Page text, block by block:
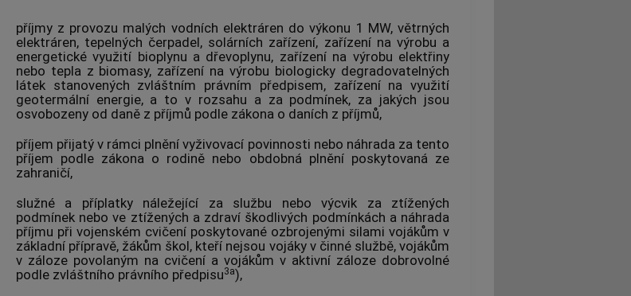
příjmy z provozu malých vodních elektráren do výkonu 1 MW, větrných
elektráren, tepelných čerpadel, solárních zařízení, zařízení na výrobu a
energetické využití bioplynu a dřevoplynu, zařízení na výrobu elektřiny
nebo tepla z biomasy, zařízení na výrobu biologicky degradovatelných
látek stanovených zvláštním právním předpisem, zařízení na využití
geotermální energie, a to v rozsahu a za podmínek, za jakých jsou
osvobozeny od daně z příjmů podle zákona o daních z příjmů,
příjem přijatý v rámci plnění vyživovací povinnosti nebo náhrada za tento
příjem podle zákona o rodině nebo obdobná plnění poskytovaná ze
zahraničí,
služné a příplatky náležející za službu nebo výcvik za ztížených
podmínek nebo ve ztížených a zdraví škodlivých podmínkách a náhrada
příjmu při vojenském cvičení poskytované ozbrojenými silami vojákům v
základní přípravě, žákům škol, kteří nejsou vojáky v činné službě, vojákům
v záloze povolaným na cvičení a vojákům v aktivní záloze dobrovolné
podle zvláštního právního předpisu3a),